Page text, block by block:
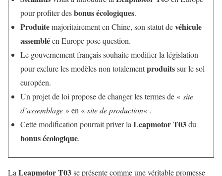
pour profiter desbonus écologiques.
Produitemajoritairement en Chine, son statut devéhicule
assembléen Europe pose question.
Le gouvernement français souhaite modifier la législation
pour exclure les modèles non totalementproduitssur le sol
européen.
Un projet de loi propose de changer les termes de « site
d’assemblage » en « site de production« .
Cette modification pourrait priver la Leapmotor T03du
bonus écologique.
La Leapmotor T03se présente comme une véritable promesse